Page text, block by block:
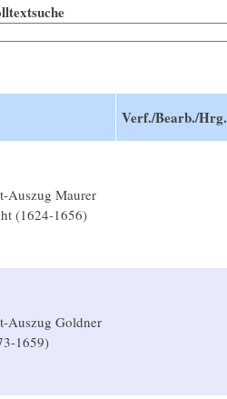
Verf./Bearb./Hrg.
Auszug Maurer
(1624-1656)
Auszug Goldner
1659)